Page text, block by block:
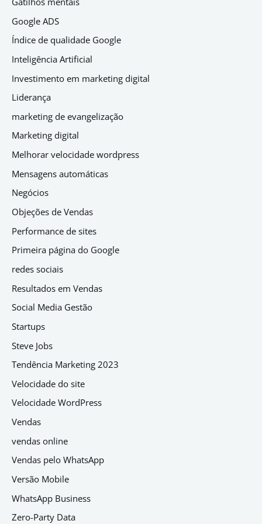
Google ADS
Índice de qualidade Google
Inteligência Artificial
Investimento em marketing digital
Liderança
marketing de evangelização
Marketing digital
Melhorar velocidade wordpress
Mensagens automáticas
Negócios
Objeções de Vendas
Performance de sites
Primeira página do Google
redes sociais
Resultados em Vendas
Social Media Gestão
Startups
Steve Jobs
Tendência Marketing 2023
Velocidade do site
Velocidade WordPress
Vendas
vendas online
Vendas pelo WhatsApp
Versão Mobile
WhatsApp Business
Zero-Party Data